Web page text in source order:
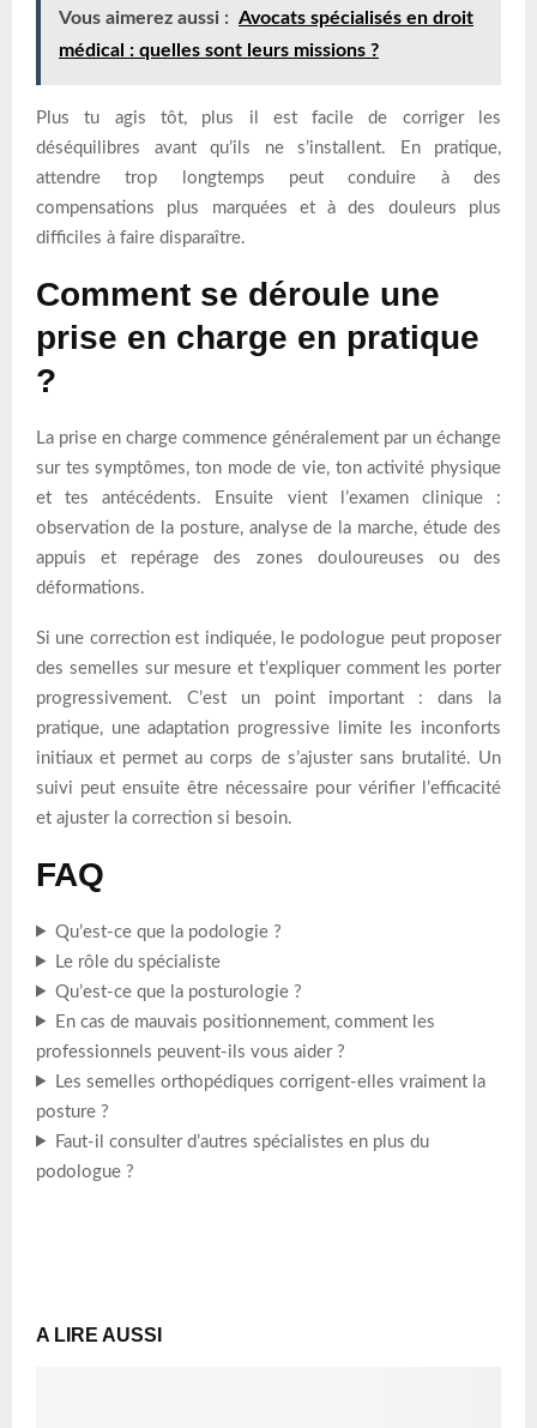
Vous aimerez aussi : Avocats spécialisés en droit
médical : quelles sont leurs missions ?
Plus tu agis tôt, plus il est facile de corriger les
déséquilibres avant qu’ils ne s’installent. En pratique,
attendre trop longtemps peut conduire à des
compensations plus marquées et à des douleurs plus
difficiles à faire disparaître.
Comment se déroule une
prise en charge en pratique
?
La prise en charge commence généralement par un échange
sur tes symptômes, ton mode de vie, ton activité physique
et tes antécédents. Ensuite vient l’examen clinique :
observation de la posture, analyse de la marche, étude des
appuis et repérage des zones douloureuses ou des
déformations.
Si une correction est indiquée, le podologue peut proposer
des semelles sur mesure et t’expliquer comment les porter
progressivement. C’est un point important : dans la
pratique, une adaptation progressive limite les inconforts
initiaux et permet au corps de s’ajuster sans brutalité. Un
suivi peut ensuite être nécessaire pour vérifier l’efficacité
et ajuster la correction si besoin.
FAQ
Qu’est-ce que la podologie ?
Le rôle du spécialiste
Qu’est-ce que la posturologie ?
En cas de mauvais positionnement, comment les
professionnels peuvent-ils vous aider ?
Les semelles orthopédiques corrigent-elles vraiment la
posture ?
Faut-il consulter d’autres spécialistes en plus du
podologue ?
A LIRE AUSSI